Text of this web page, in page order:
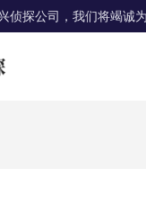
侦探公司，我们将竭诚